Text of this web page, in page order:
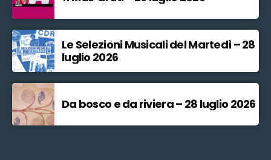
Le Selezioni Musicali del Martedì – 28
luglio 2026
Da bosco e da riviera – 28 luglio 2026